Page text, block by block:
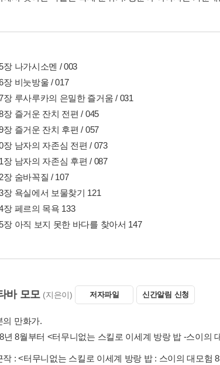
장 나가시소멘 / 003
장 비눗방울 / 017
장 루사루카의 은밀한 즐거움 / 031
장 즐거운 잔치 전편 / 045
장 즐거운 잔치 후편 / 057
장 남자의 자존심 전편 / 073
장 남자의 자존심 후편 / 087
장 숨바꼭질 / 107
장 욕실에서 보물찾기 121
장 페르의 목욕 133
장 아직 보지 못한 바다를 찾아서 147
바 모모 (지은이) 저자파일 신간알림 신청
의 만화가.
년 8월부터 <터무니없는 스킬로 이세계 방랑 밥 -스이의
작 :<터무니없는 스킬로 이세계 방랑 밥 : 스이의 대모험